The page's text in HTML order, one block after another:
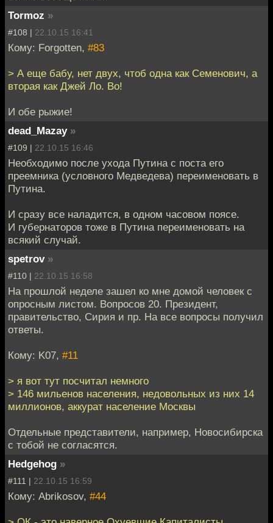
Tormoz »
#108 | 22.10.15 16:41
Кому: Forgotten, #83
> А еще бабу, нет двух, чтоб одна как Семенович, а
вторая как Джей Ло. Во!
И обе рыжие!
dead_Mazay »
#109 | 22.10.15 16:46
Необходимо после ухода Путина с поста его
преемника (условного Медведева) переименовать в
Путина.
И сразу все наладится, в одном часовом поясе.
И губернаторов тоже в Путина переименовать на
всякий случай.
spetrov »
#110 | 22.10.15 16:58
На прошлой неделе зашел ко мне домой человек с
опросным листом. Вопросов 20. Президент,
правительство, Сирия и пр. На все вопросы получил
ответы.
Кому: K07, #11
> я вот тут посчитал немного
> 146 мильенов населения, недовольных из них 14
миллионов, аккурат население Москвы
Отдельные представители, например, Новосибирска
с тобой не согласятся.
Hedgehog »
#111 | 22.10.15 16:59
Кому: Abrikosov, #44